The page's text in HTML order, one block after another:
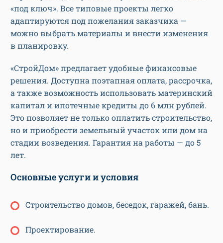
«под ключ». Все типовые проекты легко
адаптируются под пожелания заказчика —
можно выбрать материалы и внести изменения
в планировку.
«СтройДом» предлагает удобные финансовые
решения. Доступна поэтапная оплата, рассрочка,
а также возможность использовать материнский
капитал и ипотечные кредиты до 6 млн рублей.
Это позволяет не только оплатить строительство,
но и приобрести земельный участок или дом на
стадии возведения. Гарантия на работы — до 5
лет.
Основные услуги и условия
Строительство домов, беседок, гаражей, бань.
Проектирование.